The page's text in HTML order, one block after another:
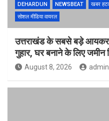
DEHARDUN NEWSBEAT खबर
सोशल मीडिया वायरल
उत्तराखंड के सबसे बड़े आयकर
गुहार, घर बनाने के लिए जमीन
August 8, 2026 admin